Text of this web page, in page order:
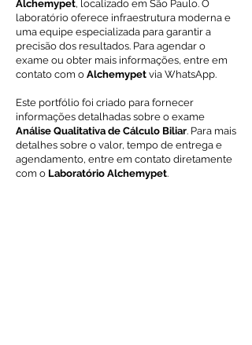
Alchemypet, localizado em São Paulo. O
laboratório oferece infraestrutura moderna e
uma equipe especializada para garantir a
precisão dos resultados. Para agendar o
exame ou obter mais informações, entre em
contato com o Alchemypet via WhatsApp.
Este portfólio foi criado para fornecer
informações detalhadas sobre o exame
Análise Qualitativa de Cálculo Biliar. Para mais
detalhes sobre o valor, tempo de entrega e
agendamento, entre em contato diretamente
com o Laboratório Alchemypet.